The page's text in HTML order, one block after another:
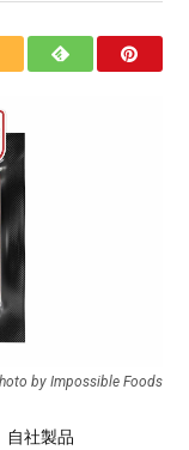
by Impossible Foods
自社製品